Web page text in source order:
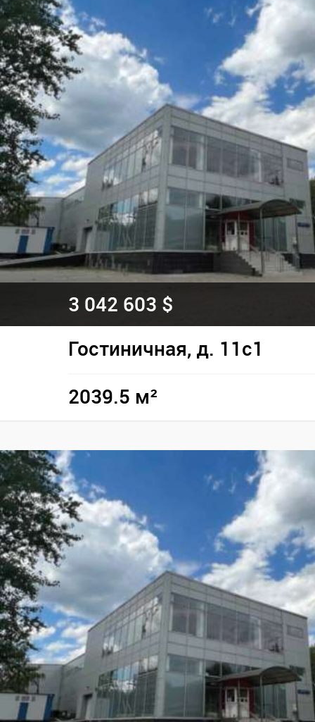
3 042 603 $
Гостиничная, д. 11с1
2039.5 м²